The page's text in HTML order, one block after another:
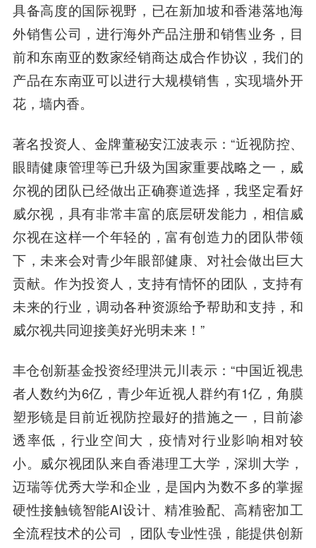
具备高度的国际视野，已在新加坡和香港落地海
外销售公司，进行海外产品注册和销售业务，目
前和东南亚的数家经销商达成合作协议，我们的
产品在东南亚可以进行大规模销售，实现墙外开
花，墙内香。
著名投资人、金牌董秘安江波表示：“近视防控、
眼睛健康管理等已升级为国家重要战略之一，威
尔视的团队已经做出正确赛道选择，我坚定看好
威尔视，具有非常丰富的底层研发能力，相信威
尔视在这样一个年轻的，富有创造力的团队带领
下，未来会对青少年眼部健康、对社会做出巨大
贡献。作为投资人，支持有情怀的团队，支持有
未来的行业，调动各种资源给予帮助和支持，和
威尔视共同迎接美好光明未来！”
丰仓创新基金投资经理洪元川表示：“中国近视患
者人数约为6亿，青少年近视人群约有1亿，角膜
塑形镜是目前近视防控最好的措施之一，目前渗
透率低，行业空间大，疫情对行业影响相对较
小。威尔视团队来自香港理工大学，深圳大学，
迈瑞等优秀大学和企业，是国内为数不多的掌握
硬性接触镜智能AI设计、精准验配、高精密加工
全流程技术的公司 ，团队专业性强，能提供创新